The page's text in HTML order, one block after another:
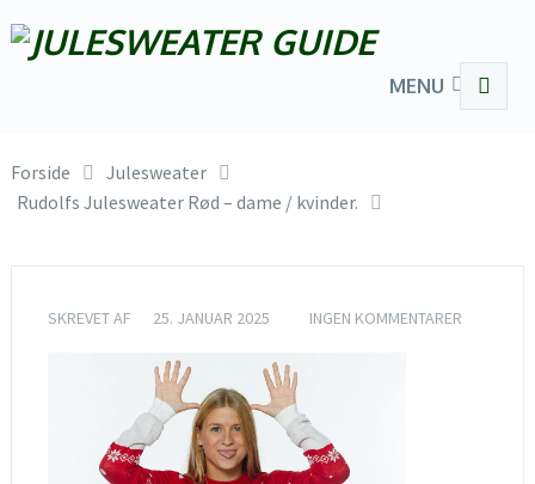
MENU
Forside
Julesweater
Rudolfs Julesweater Rød – dame / kvinder.
SKREVET AF 25. JANUAR 2025 INGEN KOMMENTARER